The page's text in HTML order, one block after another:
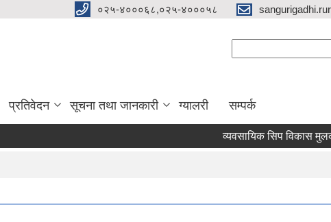
०२५-४०००६८,०२५-४०००५८
प्रतिवेदन सूचना तथा जानकारी ग्यालरी सम्पर्क
व्यवसायिक सिप विकास मुलक